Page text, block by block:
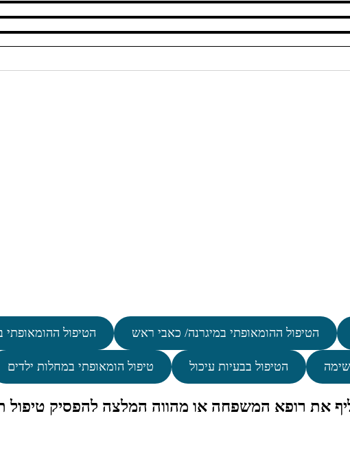
הטיפול ההומאופתי במיגרנה/ כאבי ראש הטיפול ההומאופתי
הטיפול בבעיות עיכול טיפול הומאופתי במחלות ילדים
את רופא המשפחה או מהווה המלצה להפסיק טיפול